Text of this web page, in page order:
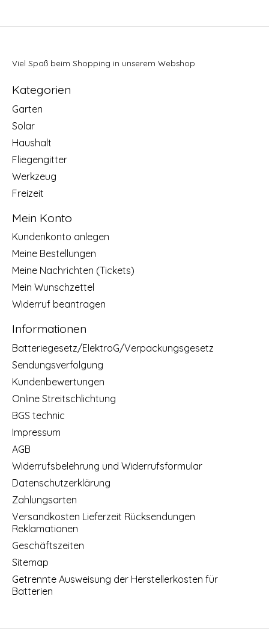
Viel Spaß beim Shopping in unserem Webshop
Kategorien
Garten
Solar
Haushalt
Fliegengitter
Werkzeug
Freizeit
Mein Konto
Kundenkonto anlegen
Meine Bestellungen
Meine Nachrichten (Tickets)
Mein Wunschzettel
Widerruf beantragen
Informationen
Batteriegesetz/ElektroG/Verpackungsgesetz
Sendungsverfolgung
Kundenbewertungen
Online Streitschlichtung
BGS technic
Impressum
AGB
Widerrufsbelehrung und Widerrufsformular
Datenschutzerklärung
Zahlungsarten
Versandkosten Lieferzeit Rücksendungen
Reklamationen
Geschäftszeiten
Sitemap
Getrennte Ausweisung der Herstellerkosten für
Batterien